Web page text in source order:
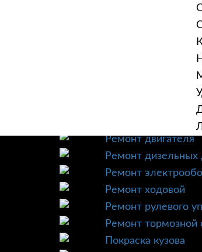
Техническое
Ремонт
Ремонт двигателя
Ремонт дизельных
Ремонт
Ремонт ходовой
Ремонт рулевого
Ремонт тормозной
Покраска кузова